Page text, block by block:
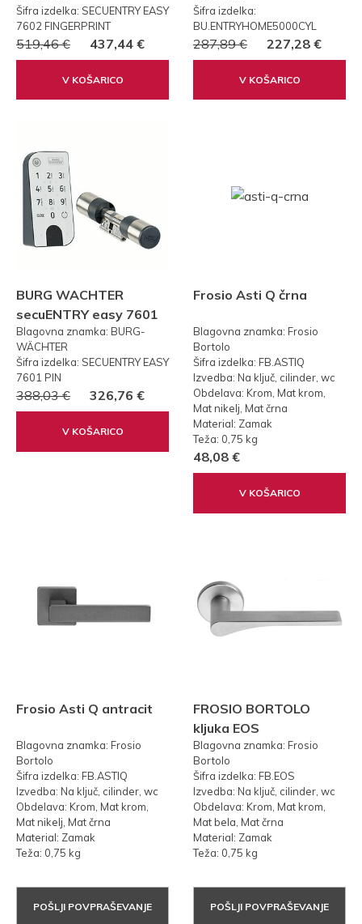
Šifra izdelka: SECUENTRY EASY
7602 FINGERPRINT
519,46 € 437,44 €
V KOŠARICO
Šifra izdelka:
BU.ENTRYHOME5000CYL
287,89 € 227,28 €
V KOŠARICO
BURG WACHTER
secuENTRY easy 7601
PIN KODA
Blagovna znamka: BURG-
WÄCHTER
Šifra izdelka: SECUENTRY EASY
7601 PIN
388,03 € 326,76 €
V KOŠARICO
Frosio Asti Q črna
Blagovna znamka: Frosio
Bortolo
Šifra izdelka: FB.ASTIQ
Izvedba: Na ključ, cilinder, wc
Obdelava: Krom, Mat krom,
Mat nikelj, Mat črna
Material: Zamak
Teža: 0,75 kg
48,08 €
V KOŠARICO
Frosio Asti Q antracit
Blagovna znamka: Frosio
Bortolo
Šifra izdelka: FB.ASTIQ
Izvedba: Na ključ, cilinder, wc
Obdelava: Krom, Mat krom,
Mat nikelj, Mat črna
Material: Zamak
Teža: 0,75 kg
POŠLJI POVPRAŠEVANJE
FROSIO BORTOLO
kljuka EOS
Blagovna znamka: Frosio
Bortolo
Šifra izdelka: FB.EOS
Izvedba: Na ključ, cilinder, wc
Obdelava: Krom, Mat krom,
Mat bela, Mat črna
Material: Zamak
Teža: 0,75 kg
POŠLJI POVPRAŠEVANJE